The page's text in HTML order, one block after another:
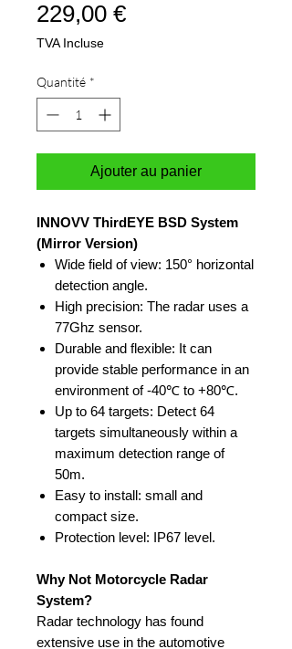
229,00 €Prix
TVA Incluse
Quantité *
Ajouter au panier
INNOVV ThirdEYE BSD System
(Mirror Version)
Wide field of view: 150° horizontal
detection angle.
High precision: The radar uses a
77Ghz sensor.
Durable and flexible: It can
provide stable performance in an
environment of -40℃ to +80℃.
Up to 64 targets: Detect 64
targets simultaneously within a
maximum detection range of
50m.
Easy to install: small and
compact size.
Protection level: IP67 level.
Why Not Motorcycle Radar
System?
Radar technology has found
extensive use in the automotive